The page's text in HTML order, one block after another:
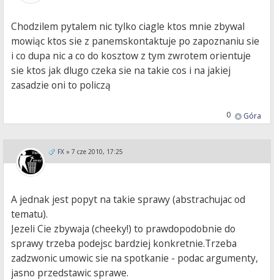
Chodzilem pytalem nic tylko ciagle ktos mnie zbywal
mowiąc ktos sie z panemskontaktuje po zapoznaniu sie
i co dupa nic a co do kosztow z tym zwrotem orientuje
sie ktos jak dlugo czeka sie na takie cos i na jakiej
zasadzie oni to policzą
Góra
0
FX » 7 cze 2010, 17:25
A jednak jest popyt na takie sprawy (abstrachujac od
tematu).
Jezeli Cie zbywaja (cheeky!) to prawdopodobnie do
sprawy trzeba podejsc bardziej konkretnie.Trzeba
zadzwonic umowic sie na spotkanie - podac argumenty,
jasno przedstawic sprawe.